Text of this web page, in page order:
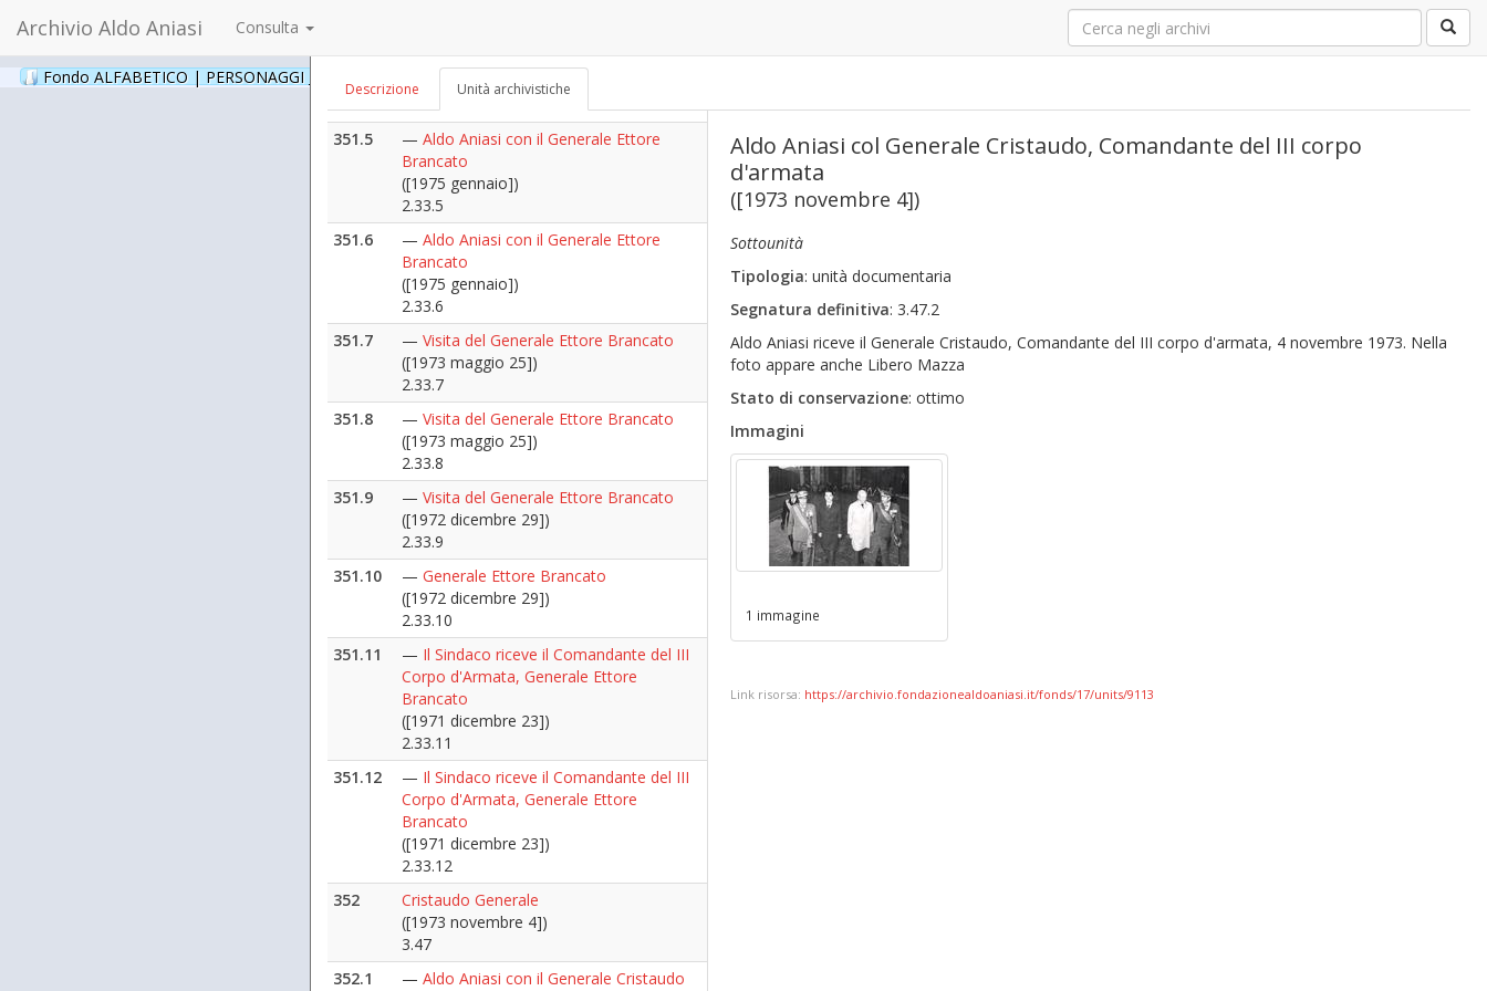
Archivio Aldo Aniasi Consulta
Fondo ALFABETICO | PERSONAGGI _ Archivio Fotografico
Descrizione Unità archivistiche
Brancato
([1975 gennaio])
2.33.4
351.5
— Aldo Aniasi con il Generale Ettore
Brancato
([1975 gennaio])
2.33.5
351.6
— Aldo Aniasi con il Generale Ettore
Brancato
([1975 gennaio])
2.33.6
351.7
— Visita del Generale Ettore Brancato
([1973 maggio 25])
2.33.7
351.8
— Visita del Generale Ettore Brancato
([1973 maggio 25])
2.33.8
351.9
— Visita del Generale Ettore Brancato
([1972 dicembre 29])
2.33.9
351.10
— Generale Ettore Brancato
([1972 dicembre 29])
2.33.10
351.11
— Il Sindaco riceve il Comandante del III
Corpo d'Armata, Generale Ettore
Brancato
([1971 dicembre 23])
2.33.11
351.12
— Il Sindaco riceve il Comandante del III
Corpo d'Armata, Generale Ettore
Brancato
([1971 dicembre 23])
2.33.12
352
Cristaudo Generale
([1973 novembre 4])
3.47
352.1
— Aldo Aniasi con il Generale Cristaudo
Aldo Aniasi col Generale Cristaudo, Comandante del III corpo
d'armata
([1973 novembre 4])
Sottounità
Tipologia: unità documentaria
Segnatura definitiva: 3.47.2
Aldo Aniasi riceve il Generale Cristaudo, Comandante del III corpo d'armata, 4 novembre 1973. Nella
foto appare anche Libero Mazza
Stato di conservazione: ottimo
Immagini
1 immagine
Link risorsa: https://archivio.fondazionealdoaniasi.it/fonds/17/units/9113